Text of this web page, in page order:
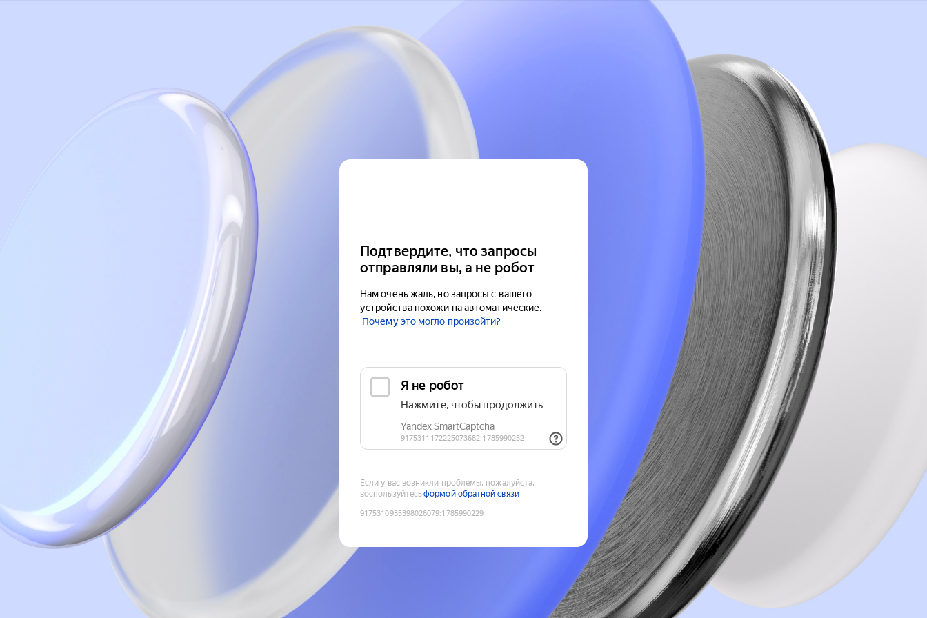
Подтвердите, что запросы
отправляли вы, а не робот
Нам очень жаль, но запросы с вашего
устройства похожи на автоматические.
Почему это могло произойти?
Если у вас возникли проблемы, пожалуйста,
воспользуйтесьформой обратной связи
9175310935398026079:1785990229